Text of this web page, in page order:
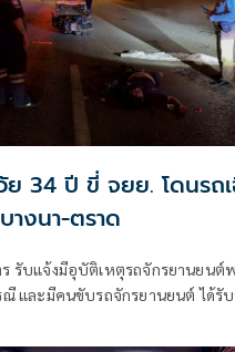
34 ปี ขี่ จยย. โดนรถ
งนา-ตราด
รับแจ้งมีอุบัติเหตุรถจักรยานยนต์
ณี และมีคนขับรถจักรยานยนต์ ได้รั